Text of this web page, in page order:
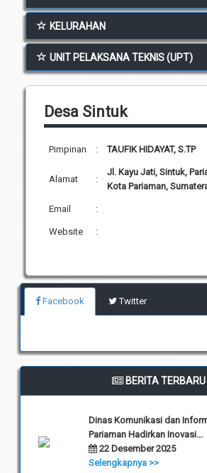
Unit Pelaksana Teknis
Download
Penghargaan
KELURAHAN
UNIT PELAKSANA TEKNIS (UPT)
Desa Sintuk
Pimpinan : TAUFIK HIDAYAT, S.TP
Alamat :
Jl. Kayu Jati, Sintuk,
Kota Pariaman,
Email :
Website :
Facebook Twitter
BERITA TERBARU
Dinas Komunikasi dan
Pariaman Hadirkan Inovasi...
22 Desember 2025
Selengkapnya >>